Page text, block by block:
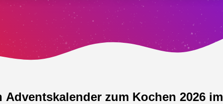
Adventskalender zum Kochen 2026